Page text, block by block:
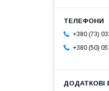
+380 (73)
+380 (50)